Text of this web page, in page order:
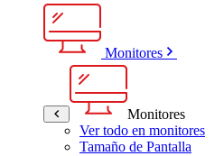
Monitores
Monitores
Ver todo en monitores
Tamaño de Pantalla